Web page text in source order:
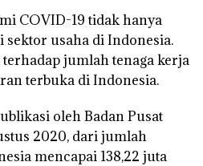
COVID-19 tidak hanya
usaha di Indonesia.
jumlah tenaga kerja
terbuka di Indonesia.
oleh Badan Pusat
2020, dari jumlah
mencapai 138,22 juta